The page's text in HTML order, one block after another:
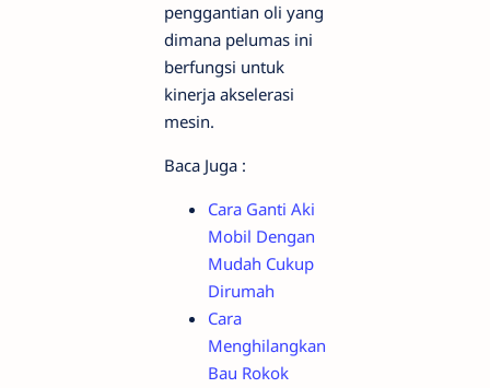
penggantian oli yang
dimana pelumas ini
berfungsi untuk
kinerja akselerasi
mesin.
Baca Juga :
Cara Ganti Aki
Mobil Dengan
Mudah Cukup
Dirumah
Cara
Menghilangkan
Bau Rokok